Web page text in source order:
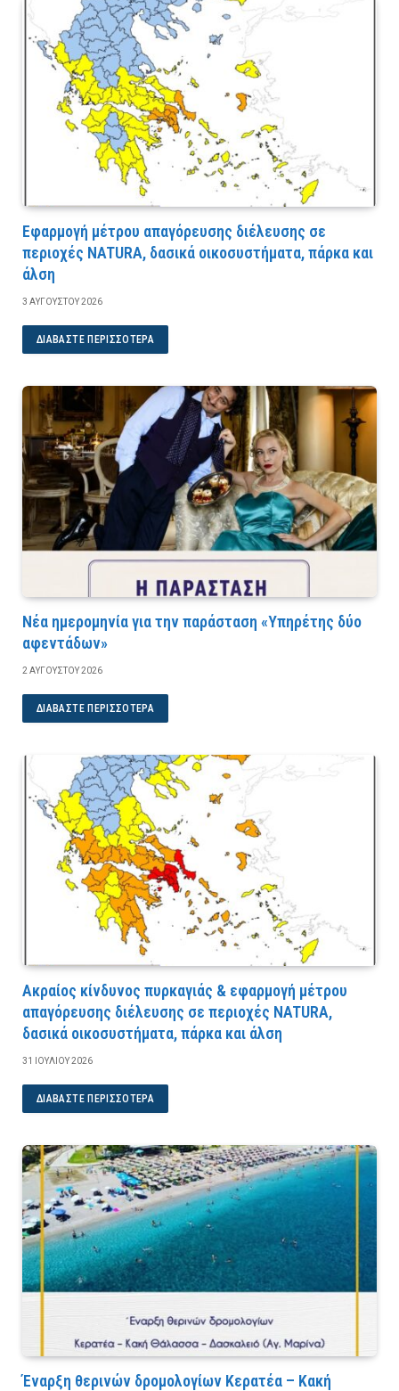
Εφαρμογή μέτρου απαγόρευσης διέλευσης σε
περιοχές NATURA, δασικά οικοσυστήματα, πάρκα και
άλση
3 ΑΥΓΟΎΣΤΟΥ 2026
ΔΙΑΒΆΣΤΕ ΠΕΡΙΣΣΌΤΕΡΑ
Νέα ημερομηνία για την παράσταση «Υπηρέτης δύο
αφεντάδων»
2 ΑΥΓΟΎΣΤΟΥ 2026
ΔΙΑΒΆΣΤΕ ΠΕΡΙΣΣΌΤΕΡΑ
Ακραίος κίνδυνος πυρκαγιάς & εφαρμογή μέτρου
απαγόρευσης διέλευσης σε περιοχές NATURA,
δασικά οικοσυστήματα, πάρκα και άλση
31 ΙΟΥΛΊΟΥ 2026
ΔΙΑΒΆΣΤΕ ΠΕΡΙΣΣΌΤΕΡΑ
Έναρξη θερινών δρομολογίων Κερατέα – Κακή